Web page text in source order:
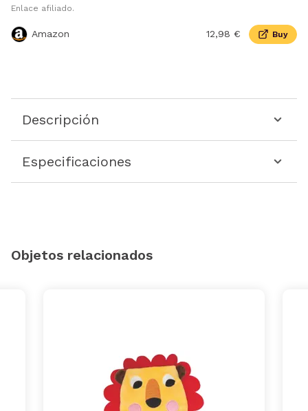
Enlace afiliado.
Amazon 12,98 € Buy
Descripción
Especificaciones
Objetos relacionados